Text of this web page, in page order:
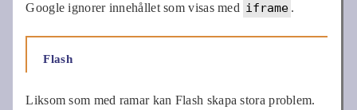
Google ignorer innehållet som visas med iframe .
Flash
Liksom som med ramar kan Flash skapa stora problem.